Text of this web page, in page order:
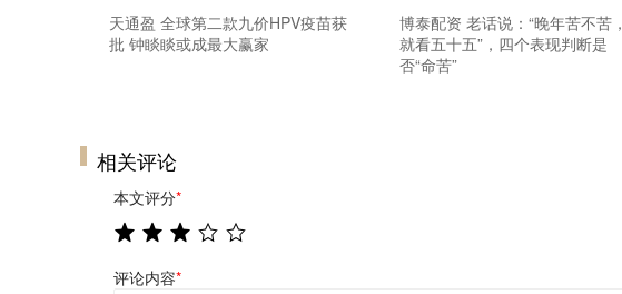
天通盈 全球第二款九价HPV疫苗获
批 钟睒睒或成最大赢家
博泰配资 老话说：“晚年苦不苦，
就看五十五”，四个表现判断是
否“命苦”
相关评论
本文评分*
评论内容*